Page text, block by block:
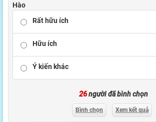
Hào
Rất hữu ích
Hữu ích
Ý kiến khác
26người đã bình chọn
Bình chọn Xem kết quả